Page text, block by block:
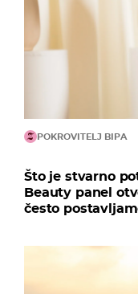
POKROVITELJ BIPA
Što je stvarno
Beauty panel
često